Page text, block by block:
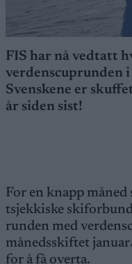
FIS har nå vedtatt
verdenscuprunden
Svenskene er
år siden sist!
For en knapp
tsjekkiske
runden med
månedsskiftet
for å få overta.